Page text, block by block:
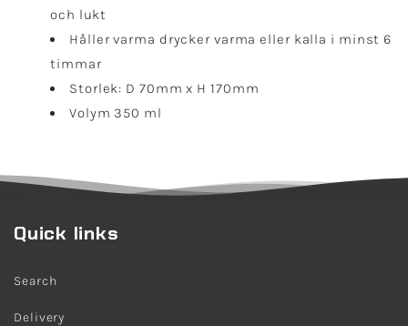
och lukt
Håller varma drycker varma eller kalla i minst 6
timmar
Storlek: D 70mm x H 170mm
Volym 350 ml
Quick links
Search
Delivery